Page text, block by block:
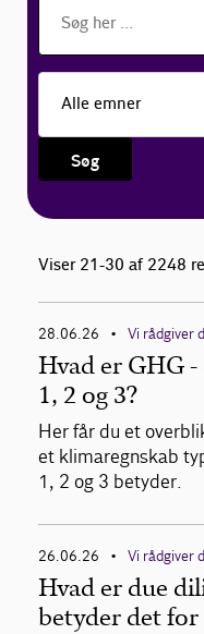
Søg
Viser 21-30 af 2248
28.06.26 • Vi rådgiver
Hvad er GHG
1, 2 og 3?
Her får du et
et klimaregnskab
1, 2 og 3 betyder.
26.06.26 • Vi rådgiver
Hvad er due
betyder det